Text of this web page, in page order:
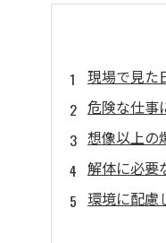
現場で見た
危険な仕事
想像以上の
解体に必要
環境に配慮